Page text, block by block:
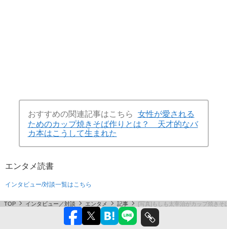
おすすめの関連記事はこちら
女性が愛される
ためのカップ焼きそば作りとは？ 天才的なバ
カ本はこうして生まれた
エンタメ読書
インタビュー/対談一覧はこちら
TOP インタビュー／対談 エンタメ 記事 [写真]もしも太宰治がカップ焼き